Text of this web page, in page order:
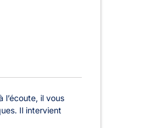
il vous
Il intervient